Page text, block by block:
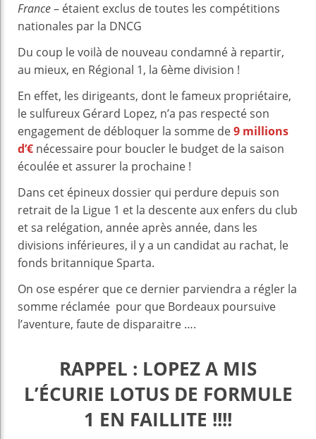
France– étaient exclus de toutes les compétitions
nationales par la DNCG
Du coup le voilà de nouveau condamné à repartir,
au mieux, en Régional 1, la 6ème division !
En effet, les dirigeants, dont le fameux propriétaire,
le sulfureux Gérard Lopez, n’a pas respecté son
engagement de débloquer la somme de9 millions
d’€ nécessaire pour boucler le budget de la saison
écoulée et assurer la prochaine !
Dans cet épineux dossier qui perdure depuis son
retrait de la Ligue 1 et la descente aux enfers du club
et sa relégation, année après année, dans les
divisions inférieures, il y a un candidat au rachat, le
fonds britannique Sparta.
On ose espérer que ce dernier parviendra a régler la
somme réclamée pour que Bordeaux poursuive
l’aventure, faute de disparaitre ….
RAPPEL : LOPEZ A MIS
L’ÉCURIE LOTUS DE FORMULE
1 EN FAILLITE !!!!